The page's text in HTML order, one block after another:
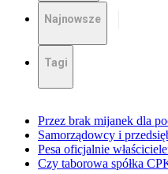
Najnowsze
Tagi
Przez brak mijanek dla
Samorządowcy i
Pesa oficjalnie
Czy taborowa spółka